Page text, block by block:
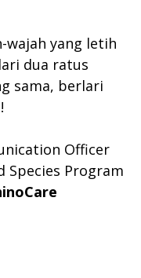
yang letih
dua ratus
sama, berlari
Officer
Species Program